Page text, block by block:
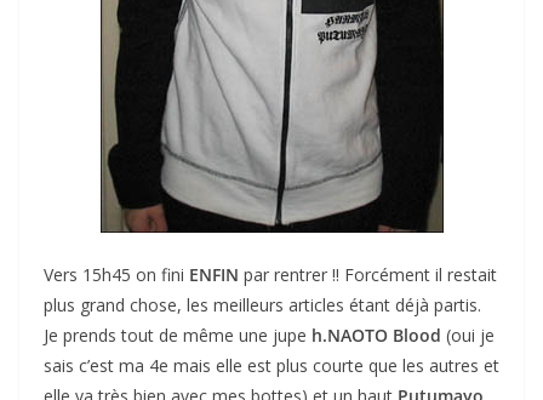
Vers 15h45 on fini ENFIN par rentrer !! Forcément il restait
plus grand chose, les meilleurs articles étant déjà partis.
Je prends tout de même une jupe h.NAOTO Blood (oui je
sais c’est ma 4e mais elle est plus courte que les autres et